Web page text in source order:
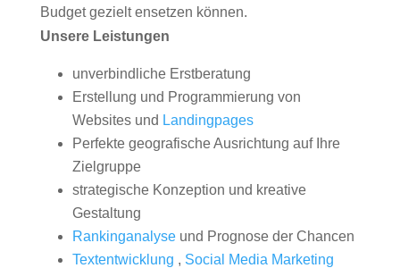
Budget gezielt ensetzen können.
Unsere Leistungen
unverbindliche Erstberatung
Erstellung und Programmierung von
Websites und Landingpages
Perfekte geografische Ausrichtung auf Ihre
Zielgruppe
strategische Konzeption und kreative
Gestaltung
Rankinganalyseund Prognose der Chancen
Textentwicklung , Social Media Marketing